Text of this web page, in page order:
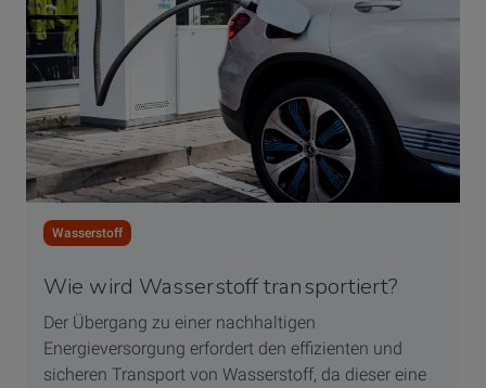
Wasserstoff
Wie wird Wasserstoff transportiert?
Der Übergang zu einer nachhaltigen
Energieversorgung erfordert den effizienten und
sicheren Transport von Wasserstoff, da dieser eine